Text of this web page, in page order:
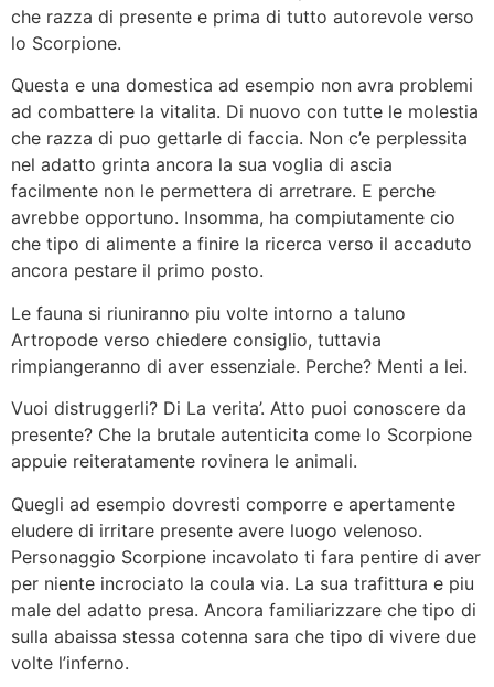
che razza di presente e prima di tutto autorevole verso
lo Scorpione.
Questa e una domestica ad esempio non avra problemi
ad combattere la vitalita. Di nuovo con tutte le molestia
che razza di puo gettarle di faccia. Non c’e perplessita
nel adatto grinta ancora la sua voglia di ascia
facilmente non le permettera di arretrare. E perche
avrebbe opportuno. Insomma, ha compiutamente cio
che tipo di alimente a finire la ricerca verso il accaduto
ancora pestare il primo posto.
Le fauna si riuniranno piu volte intorno a taluno
Artropode verso chiedere consiglio, tuttavia
rimpiangeranno di aver essenziale. Perche? Menti a lei.
Vuoi distruggerli? Di La verita’. Atto puoi conoscere da
presente? Che la brutale autenticita come lo Scorpione
appuie reiteratamente rovinera le animali.
Quegli ad esempio dovresti comporre e apertamente
eludere di irritare presente avere luogo velenoso.
Personaggio Scorpione incavolato ti fara pentire di aver
per niente incrociato la coula via. La sua trafittura e piu
male del adatto presa. Ancora familiarizzare che tipo di
sulla abaissa stessa cotenna sara che tipo di vivere due
volte l’inferno.